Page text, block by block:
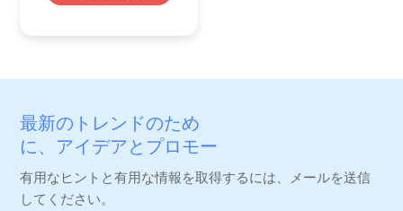
最新のトレンドのため
に、アイデアとプロモー
ション。
有用なヒントと有用な情報を取得するには、メールを送信
してください。